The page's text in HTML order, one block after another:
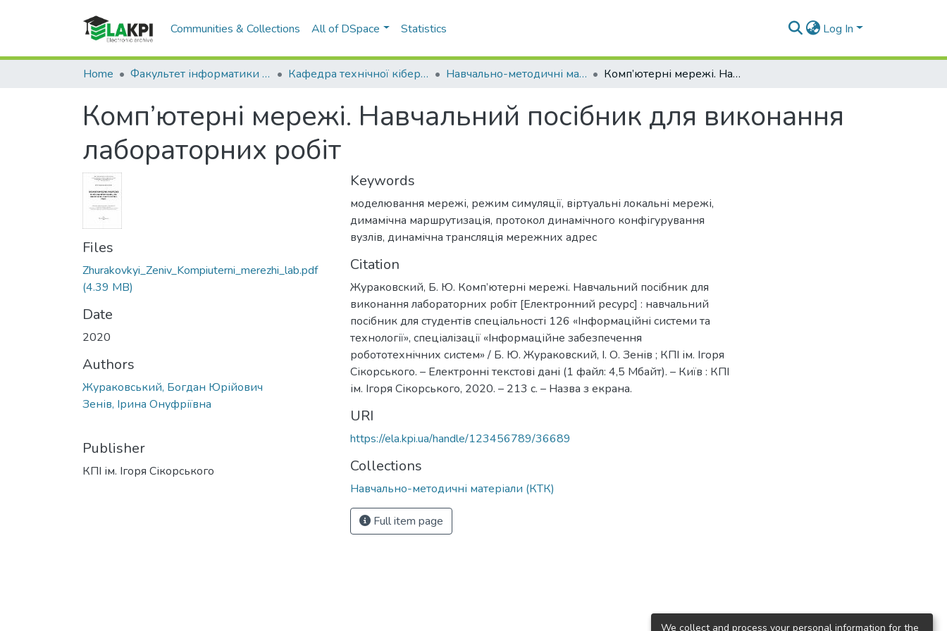
Communities & Collections All of DSpace Statistics Log In
Home Факультет інформатики та обчислювальної техніки (ФІОТ) Кафедра технічної кібернетики (КТК) Навчально-методичні матеріали (КТК) Комп’ютерні мережі. Навчальний посібник для виконання лабораторних робіт
Комп’ютерні мережі. Навчальний посібник для виконання
лабораторних робіт
Files
Zhurakovkyi_Zeniv_Kompiuterni_merezhi_lab.pdf
(4.39 MB)
Date
2020
Authors
Жураковський, Богдан Юрійович
Зенів, Ірина Онуфріївна
Publisher
КПІ ім. Ігоря Сікорського
Keywords
моделювання мережі, режим симуляції, віртуальні локальні мережі,
димамічна маршрутизація, протокол динамічного конфігурування
вузлів, динамічна трансляція мережних адрес
Citation
Жураковский, Б. Ю. Комп’ютерні мережі. Навчальний посібник для
виконання лабораторних робіт [Електронний ресурс] : навчальний
посібник для студентів спеціальності 126 «Інформаційні системи та
технології», спеціалізації «Інформаційне забезпечення
робототехнічних систем» / Б. Ю. Жураковский, І. О. Зенів ; КПІ ім. Ігоря
Сікорського. – Електронні текстові дані (1 файл: 4,5 Мбайт). – Київ : КПІ
ім. Ігоря Сікорського, 2020. – 213 с. – Назва з екрана.
URI
https://ela.kpi.ua/handle/123456789/36689
Collections
Навчально-методичні матеріали (КТК)
Full item page
We collect and process your personal information for the